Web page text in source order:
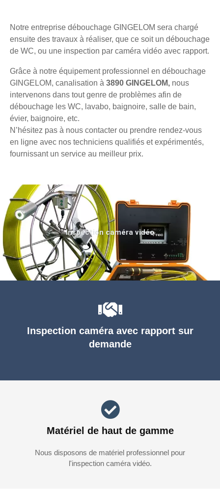
Notre entreprise débouchage GINGELOM sera chargé
ensuite des travaux à réaliser, que ce soit un débouchage
de WC, ou une inspection par caméra vidéo avec rapport.
Grâce à notre équipement professionnel en débouchage
GINGELOM, canalisation à 3890 GINGELOM, nous
intervenons dans tout genre de problèmes afin de
débouchage les WC, lavabo, baignoire, salle de bain,
évier, baignoire, etc.
N’hésitez pas à nous contacter ou prendre rendez-vous
en ligne avec nos techniciens qualifiés et expérimentés,
fournissant un service au meilleur prix.
Inspection caméra avec rapport sur
demande
Matériel de haut de gamme
Nous disposons de matériel professionnel pour
l'inspection caméra vidéo.
Inspection caméra vidéo